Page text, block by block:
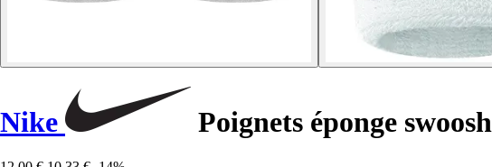
Nike Poignets éponge swoosh